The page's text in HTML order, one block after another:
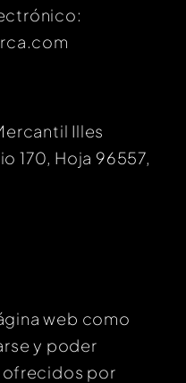
Illes
170, Hoja 96557,
web como
y poder
ofrecidos por